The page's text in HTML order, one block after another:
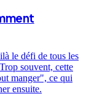
le défi de tous les
souvent, cette
manger", ce qui
ensuite.